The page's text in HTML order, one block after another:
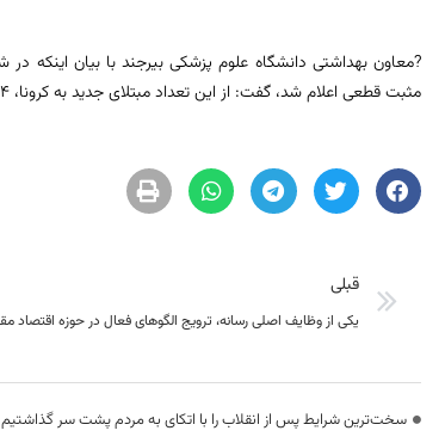
مثبت قطعی اعلام شد، گفت: از این تعداد مبتلای جدید به کرونا، 4نفر در بیمارستان‌ها بستری اند و 22 نفر نیز نمونه گیری سرپایی شدند.
قبلی
سخت‌ترین شرایط پس از انقلاب را با اتکای به مردم پشت سر گذاشتیم